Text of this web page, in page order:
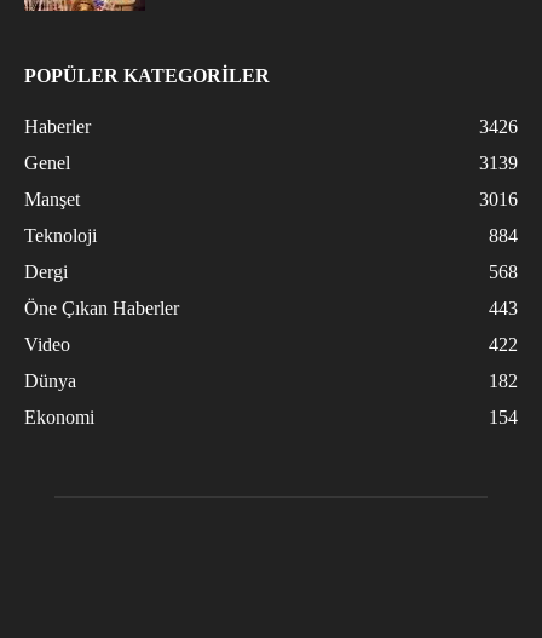
POPÜLER KATEGORİLER
Haberler
3426
Genel
3139
Manşet
3016
Teknoloji
884
Dergi
568
Öne Çıkan Haberler
443
Video
422
Dünya
182
Ekonomi
154